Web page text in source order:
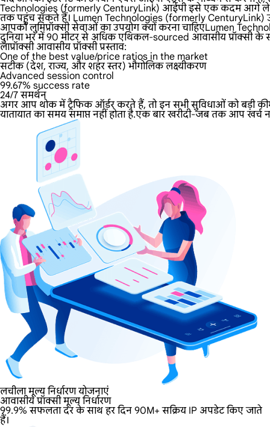
Technologies (formerly CenturyLink) आईपी इसे एक कदम आगे ले
तक पहुंच सकते हैं। Lumen Technologies (formerly CenturyLink)
आपको लुमिप्रॉक्सी सेवाओं का उपयोग क्यों करना चाहिएLumen
दुनिया भर में 90 मीटर से अधिक एथिकल-sourced आवासीय प्रॉक्सी के
लाप्रॉक्सी आवासीय प्रॉक्सी प्रस्ताव:
One of the best value/price ratios in the market
सटीक (देश, राज्य, और शहर स्तर) भौगोलिक लक्ष्यीकरण
Advanced session control
99.67% success rate
24/7 समर्थन
अगर आप थोक में ट्रैफिक ऑर्डर करते हैं, तो इन सभी सुविधाओं को बड़ी
यातायात का समय समाप्त नहीं होता है.एक बार खरीदी-जब तक आप
लचीला मूल्य निर्धारण योजनाएं
आवासीय प्रॉक्सी मूल्य निर्धारण
99.9% सफलता दर के साथ हर दिन 90M+ सक्रिय IP अपडेट किए जाते
हैं।